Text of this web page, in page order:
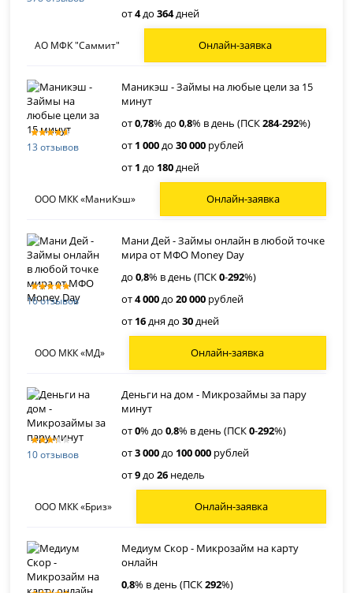
от4до364дней
АО МФК "Саммит" Онлайн-заявка
13 отзывов
Маникэш - Займы на любые цели за 15
минут
от0,78% до0,8% в день (ПСК284-292%)
от 1 000до30 000 рублей
от 1 до 180дней
ООО МКК «МаниКэш» Онлайн-заявка
16 отзывов
Мани Дей - Займы онлайн в любой точке
мира от МФО Money Day
до0,8% в день (ПСК0-292%)
от4 000до20 000 рублей
от 16дня до30дней
ООО МКК «МД» Онлайн-заявка
10 отзывов
Деньги на дом - Микрозаймы за пару
минут
от0% до0,8% в день (ПСК0-292%)
от3 000до 100 000 рублей
от9до26 недель
ООО МКК «Бриз» Онлайн-заявка
Медиум Скор - Микрозайм на карту
онлайн
0,8% в день (ПСК292%)